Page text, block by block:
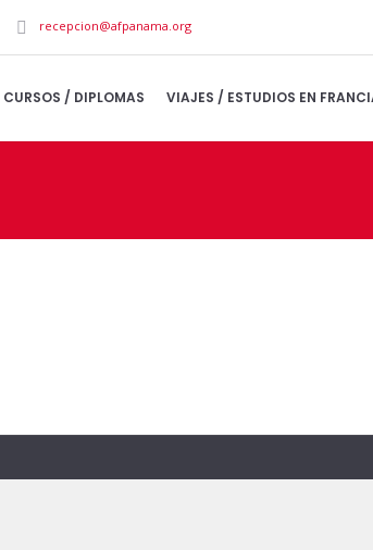
recepcion@afpanama.org
CURSOS / DIPLOMAS VIAJES / ESTUDIOS EN